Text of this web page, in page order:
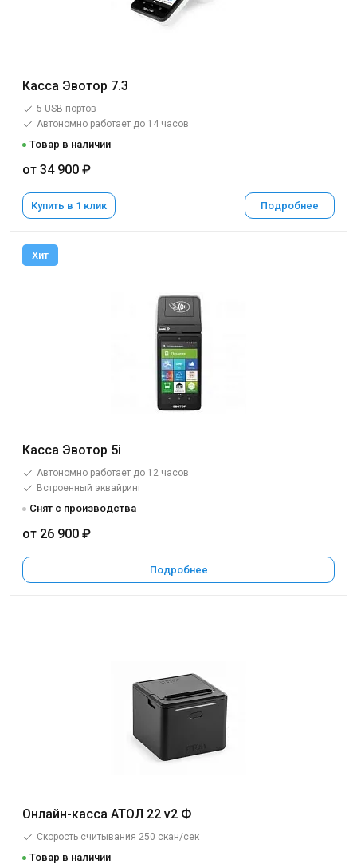
Касса Эвотор 7.3
5 USB-портов
Автономно работает до 14 часов
Товар в наличии
от 34 900 ₽
Купить в 1 клик Подробнее
Хит
Касса Эвотор 5i
Автономно работает до 12 часов
Встроенный эквайринг
Снят с производства
от 26 900 ₽
Подробнее
Онлайн-касса АТОЛ 22 v2 Ф
Скорость считывания 250 скан/сек
Товар в наличии